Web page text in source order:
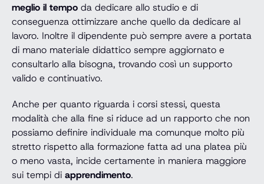
meglio il tempo da dedicare allo studio e di
conseguenza ottimizzare anche quello da dedicare al
lavoro. Inoltre il dipendente può sempre avere a portata
di mano materiale didattico sempre aggiornato e
consultarlo alla bisogna, trovando così un supporto
valido e continuativo.
Anche per quanto riguarda i corsi stessi, questa
modalità che alla fine si riduce ad un rapporto che non
possiamo definire individuale ma comunque molto più
stretto rispetto alla formazione fatta ad una platea più
o meno vasta, incide certamente in maniera maggiore
sui tempi di apprendimento.